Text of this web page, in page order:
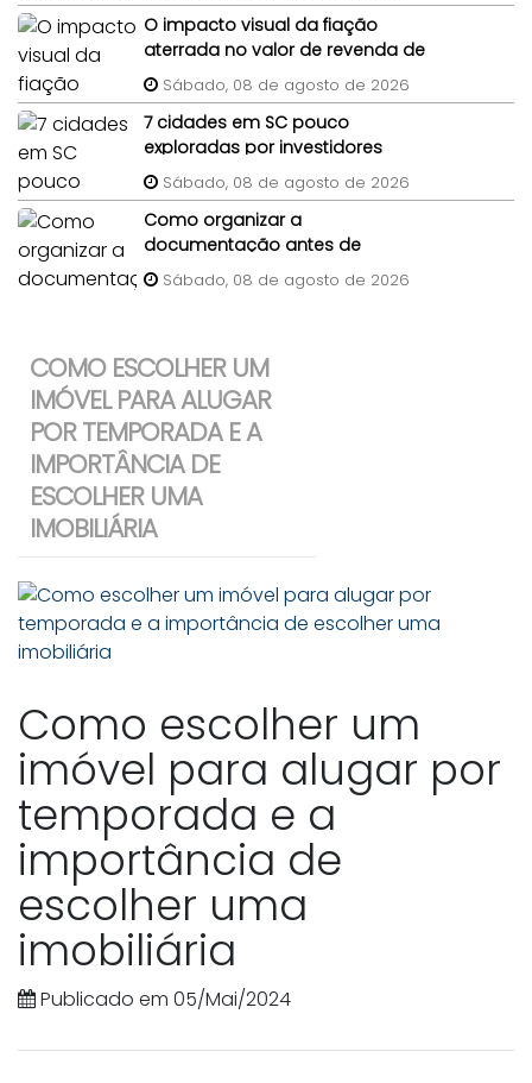
O impacto visual da fiação
aterrada no valor de revenda de
lotes em condomínios
Sábado, 08 de agosto de 2026
7 cidades em SC pouco
exploradas por investidores
imobiliários
Sábado, 08 de agosto de 2026
Como organizar a
documentação antes de
anunciar uma casa para venda
em Bombinhas?
Sábado, 08 de agosto de 2026
COMO ESCOLHER UM
IMÓVEL PARA ALUGAR
POR TEMPORADA E A
IMPORTÂNCIA DE
ESCOLHER UMA
IMOBILIÁRIA
Como escolher um
imóvel para alugar por
temporada e a
importância de
escolher uma
imobiliária
Publicado em 05/Mai/2024